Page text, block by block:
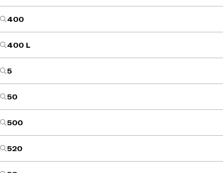
400
400 L
5
50
500
520